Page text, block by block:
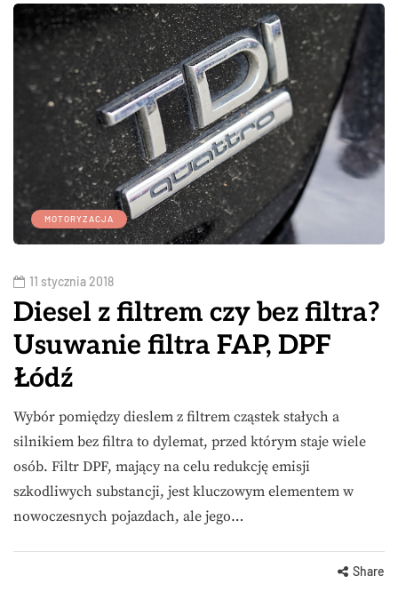
MOTORYZACJA
11 stycznia 2018
Diesel z filtrem czy bez filtra?
Usuwanie filtra FAP, DPF
Łódź
Wybór pomiędzy dieslem z filtrem cząstek stałych a
silnikiem bez filtra to dylemat, przed którym staje wiele
osób. Filtr DPF, mający na celu redukcję emisji
szkodliwych substancji, jest kluczowym elementem w
nowoczesnych pojazdach, ale jego…
Share